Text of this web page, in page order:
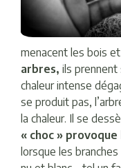
menacent les bois
arbres, ils
chaleur intense
se produit pas,
la chaleur. Il se
« choc »
lorsque les